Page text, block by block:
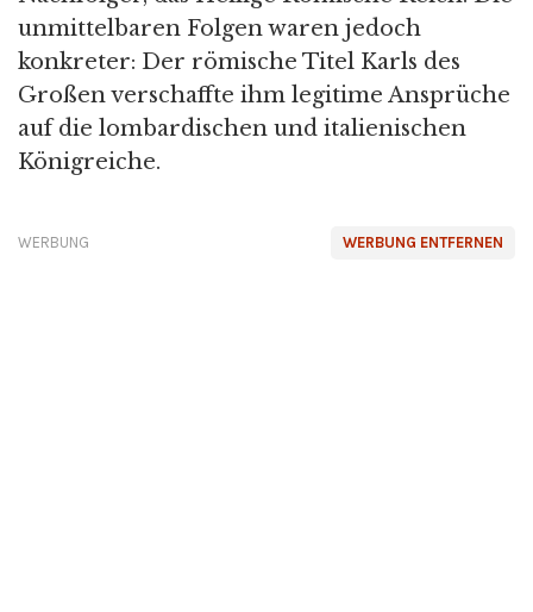
unmittelbaren Folgen waren jedoch
konkreter: Der römische Titel Karls des
Großen verschaffte ihm legitime Ansprüche
auf die lombardischen und italienischen
Königreiche.
WERBUNG ENTFERNEN
WERBUNG